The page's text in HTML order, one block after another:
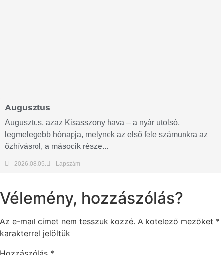
Augusztus
Augusztus, azaz Kisasszony hava – a nyár utolsó,
legmelegebb hónapja, melynek az első fele számunkra az
őzhívásról, a második része...
2026.08.05. Lapszám
Vélemény, hozzászólás?
Az e-mail címet nem tesszük közzé. A kötelező mezőket *
karakterrel jelöltük